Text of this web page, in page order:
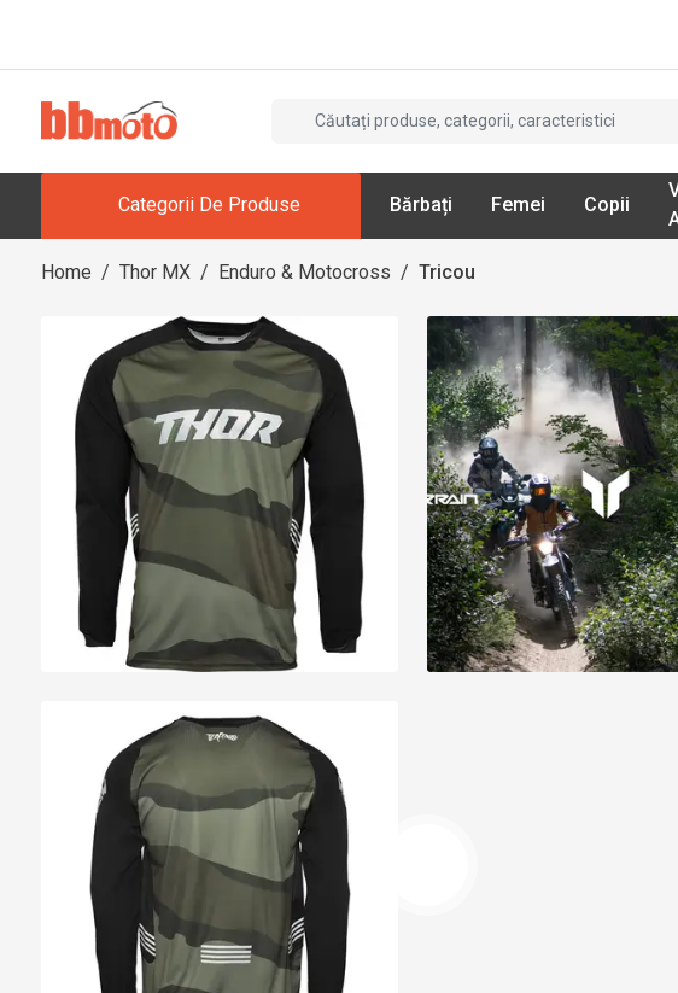
Categorii De Produse Bărbați Femei Copii
Home / Thor MX / Enduro & Motocross / Tricou